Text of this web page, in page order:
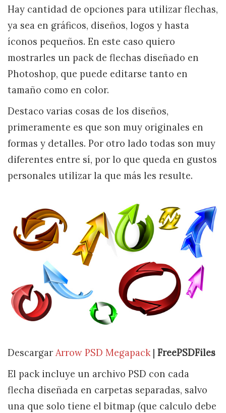
Hay cantidad de opciones para utilizar flechas,
ya sea en gráficos, diseños, logos y hasta
íconos pequeños. En este caso quiero
mostrarles un pack de flechas diseñado en
Photoshop, que puede editarse tanto en
tamaño como en color.
Destaco varias cosas de los diseños,
primeramente es que son muy originales en
formas y detalles. Por otro lado todas son muy
diferentes entre sí, por lo que queda en gustos
personales utilizar la que más les resulte.
Descargar Arrow PSD Megapack| FreePSDFiles
El pack incluye un archivo PSD con cada
flecha diseñada en carpetas separadas, salvo
una que solo tiene el bitmap (que calculo debe